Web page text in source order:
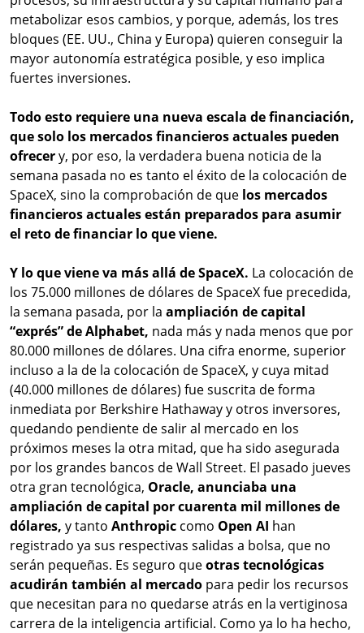
metabolizar esos cambios, y porque, además, los tres
bloques (EE. UU., China y Europa) quieren conseguir la
mayor autonomía estratégica posible, y eso implica
fuertes inversiones.
Todo esto requiere una nueva escala de financiación,
que solo los mercados financieros actuales pueden
ofrecery, por eso, la verdadera buena noticia de la
semana pasada no es tanto el éxito de la colocación de
SpaceX, sino la comprobación de que los mercados
financieros actuales están preparados para asumir
el reto de financiar lo que viene.
Y lo que viene va más allá de SpaceX. La colocación de
los 75.000 millones de dólares de SpaceX fue precedida,
la semana pasada, por la ampliación de capital
“exprés” de Alphabet, nada más y nada menos que por
80.000 millones de dólares. Una cifra enorme, superior
incluso a la de la colocación de SpaceX, y cuya mitad
(40.000 millones de dólares) fue suscrita de forma
inmediata por Berkshire Hathaway y otros inversores,
quedando pendiente de salir al mercado en los
próximos meses la otra mitad, que ha sido asegurada
por los grandes bancos de Wall Street. El pasado jueves
otra gran tecnológica, Oracle, anunciaba una
ampliación de capital por cuarenta mil millones de
dólares, y tanto Anthropic como Open AI han
registrado ya sus respectivas salidas a bolsa, que no
serán pequeñas. Es seguro queotrastecnológicas
acudirán también al mercado para pedir los recursos
que necesitan para no quedarse atrás en la vertiginosa
carrera de la inteligencia artificial. Como ya lo ha hecho,